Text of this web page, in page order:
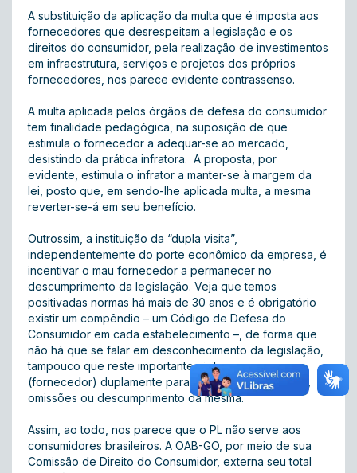
A substituição da aplicação da multa que é imposta aos
fornecedores que desrespeitam a legislação e os
direitos do consumidor, pela realização de investimentos
em infraestrutura, serviços e projetos dos próprios
fornecedores, nos parece evidente contrassenso.
A multa aplicada pelos órgãos de defesa do consumidor
tem finalidade pedagógica, na suposição de que
estimula o fornecedor a adequar-se ao mercado,
desistindo da prática infratora. A proposta, por
evidente, estimula o infrator a manter-se à margem da
lei, posto que, em sendo-lhe aplicada multa, a mesma
reverter-se-á em seu benefício.
Outrossim, a instituição da “dupla visita”,
independentemente do porte econômico da empresa, é
incentivar o mau fornecedor a permanecer no
descumprimento da legislação. Veja que temos
positivadas normas há mais de 30 anos e é obrigatório
existir um compêndio – um Código de Defesa do
Consumidor em cada estabelecimento –, de forma que
não há que se falar em desconhecimento da legislação,
tampouco que reste importante visitar a empresa
(fornecedor) duplamente para apontar-lhe excessos,
omissões ou descumprimento da mesma.
Assim, ao todo, nos parece que o PL não serve aos
consumidores brasileiros. A OAB-GO, por meio de sua
Comissão de Direito do Consumidor, externa seu total